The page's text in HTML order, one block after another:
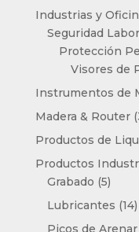
Industrias y
Seguridad
Protección
Visores de
Instrumentos de
Madera & Router
Productos de
Productos
Grabado 55
Lubricantes 1414
Picos de Arenar